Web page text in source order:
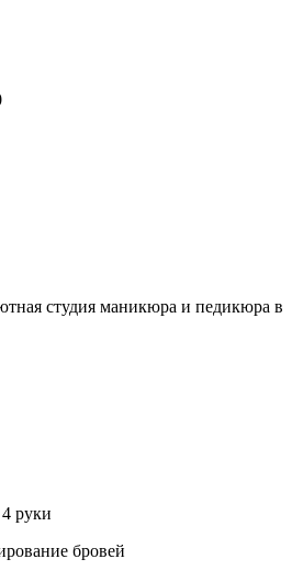
студия маникюра и педикюра в
руки
бровей